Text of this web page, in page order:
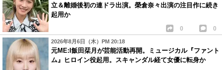
立＆離婚後初の連ドラ出演。榮倉奈々出演の注目作に続き
起用か
0 0
2026年8月6日（木）PM 20:18
元ME:I飯田栞月が芸能活動再開。ミュージカル『ファント
ム』ヒロイン役起用。スキャンダル経て女優に転身か